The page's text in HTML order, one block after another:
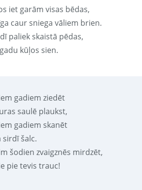
iet garām visas bēdas,
caur sniega vāliem brien.
paliek skaistā pēdas,
kūļos sien.
gadiem ziedēt
saulē plaukst,
gadiem skanēt
sirdī šalc.
šodien zvaigznēs mirdzēt,
pie tevis trauc!